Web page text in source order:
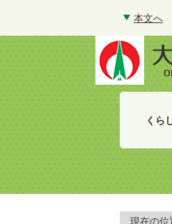
本文へ
くら
現在の位